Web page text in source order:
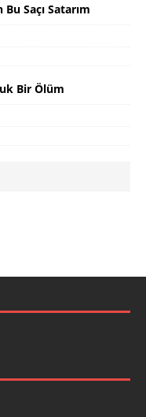
Bu Saçı Satarım
Bir Ölüm